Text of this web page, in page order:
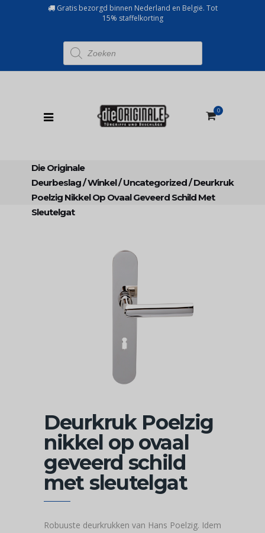
Gratis bezorgd binnen Nederland en België. Tot
15% staffelkorting
Producten
zoeken
0
Die Originale
Deurbeslag/Winkel/Uncategorized/Deurkruk
Poelzig Nikkel Op Ovaal Geveerd Schild Met
Sleutelgat
Deurkruk Poelzig
nikkel op ovaal
geveerd schild
met sleutelgat
Robuuste deurkrukken van Hans Poelzig. Idem